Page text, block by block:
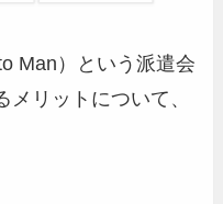
Man）という派遣会
リットについて、